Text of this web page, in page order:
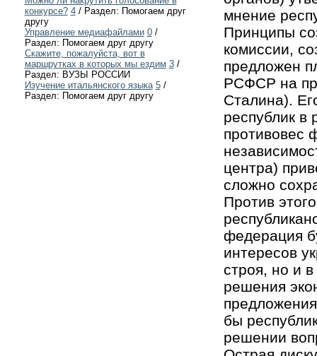
конкурсе? 4/ Раздел: Помогаем друг
другу
Управление медиафайлами 0/
Раздел: Помогаем друг другу
Скажите, пожалуйста, вот в
маршрутках в которых мы ездим 3/
Раздел: ВУЗЫ РОССИИ
Изучение итальянского языка 5/
Раздел: Помогаем друг другу
мнение
Принципы
комиссии,
предложен
РСФСР на
Сталина).
республик
противовес
центра)
сложно
Против
федерация
интересов
строя, но и
решения
бы
решении